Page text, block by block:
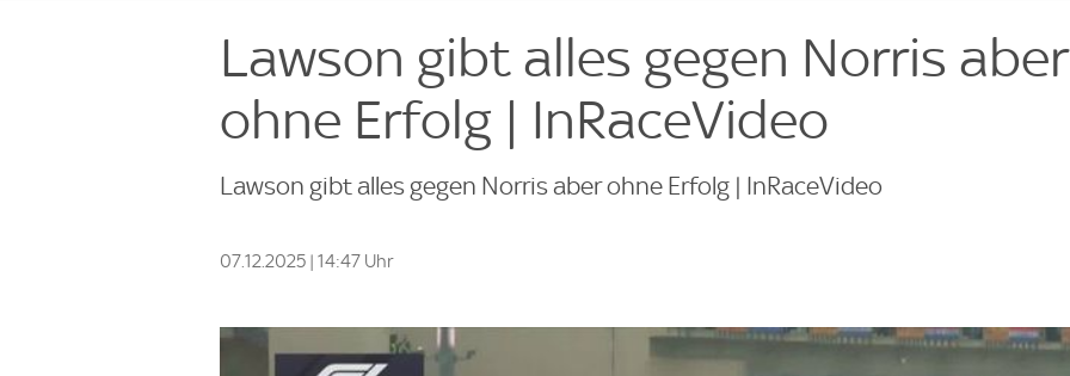
Lawson gibt alles gegen Norris aber
ohne Erfolg | InRaceVideo
Lawson gibt alles gegen Norris aber ohne Erfolg | InRaceVideo
07.12.2025 | 14:47 Uhr